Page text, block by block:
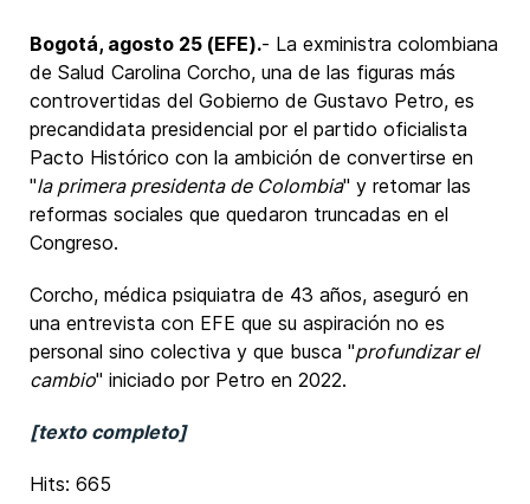
Bogotá, agosto 25 (EFE).- La exministra colombiana
de Salud Carolina Corcho, una de las figuras más
controvertidas del Gobierno de Gustavo Petro, es
precandidata presidencial por el partido oficialista
Pacto Histórico con la ambición de convertirse en
"la primera presidenta de Colombia" y retomar las
reformas sociales que quedaron truncadas en el
Congreso.
Corcho, médica psiquiatra de 43 años, aseguró en
una entrevista con EFE que su aspiración no es
personal sino colectiva y que busca "profundizar el
cambio" iniciado por Petro en 2022.
[texto completo]
Hits: 665